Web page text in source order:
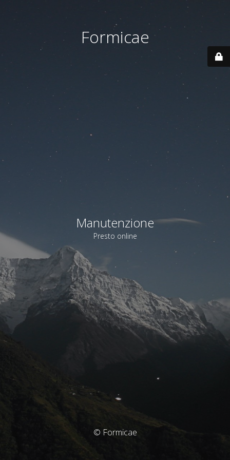
Formicae
Manutenzione
Presto online
© Formicae